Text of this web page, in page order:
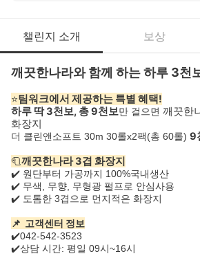
챌린지 소개 보상
깨끗한나라와 함께 하는 하루 3천
⭐팀워크에서 제공하는 특별 혜택!
하루 딱 3천보, 총 9천보만 걸으면 깨끗한
화장지
더 클린앤소프트 30m 30롤x2팩(총 60롤) 9
🧻깨끗한나라 3겹 화장지
✔️ 원단부터 가공까지 100%국내생산
✔️ 무색, 무향, 무형광 펄프로 안심사용
✔️ 도톰한 3겹으로 먼지적은 화장지
📌 고객센터 정보
✔️042-542-3523
✔️상담 시간: 평일 09시~16시